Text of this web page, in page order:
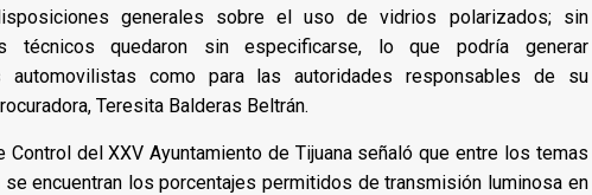
generales sobre el uso de vidrios polarizados; sin
técnicos quedaron sin especificarse, lo que podría generar
automovilistas como para las autoridades responsables de su
Teresita Balderas Beltrán.
Control del XXV Ayuntamiento de Tijuana señaló que entre los temas
encuentran los porcentajes permitidos de transmisión luminosa en